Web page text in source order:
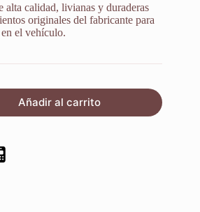
alta calidad, livianas y duraderas
originales del fabricante para
el vehículo.
Añadir al carrito